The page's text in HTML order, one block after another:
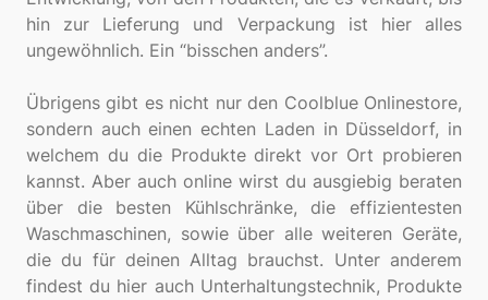
hin zur Lieferung und Verpackung ist hier alles
ungewöhnlich. Ein “bisschen anders”.
Übrigens gibt es nicht nur den Coolblue Onlinestore,
sondern auch einen echten Laden in Düsseldorf, in
welchem du die Produkte direkt vor Ort probieren
kannst. Aber auch online wirst du ausgiebig beraten
über die besten Kühlschränke, die effizientesten
Waschmaschinen, sowie über alle weiteren Geräte,
die du für deinen Alltag brauchst. Unter anderem
findest du hier auch Unterhaltungstechnik, Produkte